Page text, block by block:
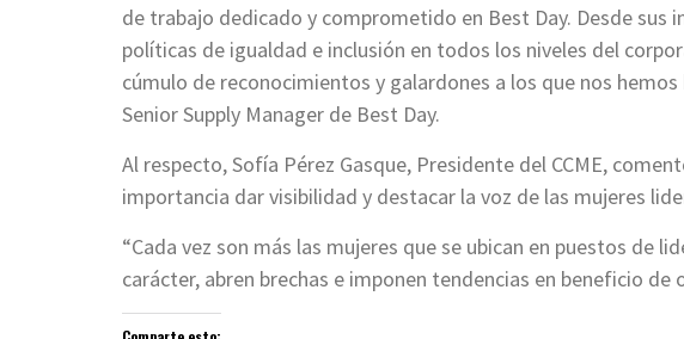
de trabajo dedicado y comprometido en Best Day. Desde sus
políticas de igualdad e inclusión en todos los niveles del
cúmulo de reconocimientos y galardones a los que nos
Senior Supply Manager de Best Day.
Al respecto, Sofía Pérez Gasque, Presidente del CCME,
importancia dar visibilidad y destacar la voz de las mujeres
“Cada vez son más las mujeres que se ubican en puestos de
carácter, abren brechas e imponen tendencias en beneficio de